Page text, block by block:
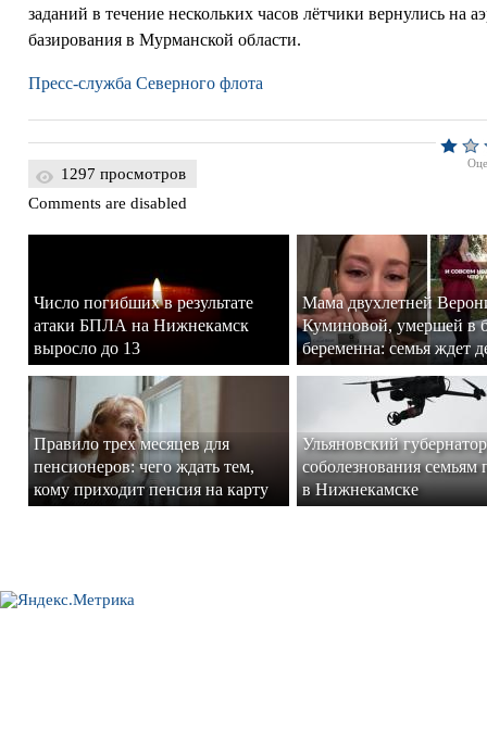
заданий в течение нескольких часов лётчики вернулись на
базирования в Мурманской области.
Пресс-служба Северного флота
1297 просмотров
Comments are disabled
Число погибших в результате
атаки БПЛА на Нижнекамск
выросло до 13
Мама двухлетней
Куминовой, умершей в
беременна: семья ждет
Правило трех месяцев для
пенсионеров: чего ждать тем,
кому приходит пенсия на карту
Ульяновский
соболезнования
в Нижнекамске